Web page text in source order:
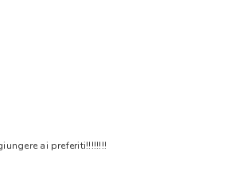
ai preferiti!!!!!!!!